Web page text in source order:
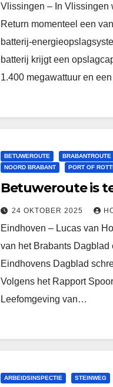
Vlissingen – In Vlissingen
Return momenteel een
batterij-
batterij krijgt een
1.400 megawattuur en
BETUWEROUTE BRABANTROUTE
NOORD BRABANT
PORT OF
Betuweroute is
24 OKTOBER 2025
Eindhoven – Lucas van
van het Brabants Dagblad
Eindhovens Dagblad
Volgens het Rapport
Leefomgeving van…
ARBEIDSINSPECTIE STEINWEG